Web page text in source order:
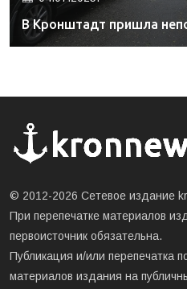
В Кронштадт пришла
© 2012-2026 Сетевое издание
При перепечатке материалов
первоисточник обязательна.
Публикация и/или перепечатка
материалов издания на